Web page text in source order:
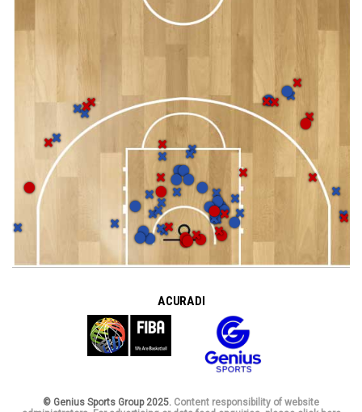
A CURA DI
© Genius Sports Group 2025. Content responsibility of website